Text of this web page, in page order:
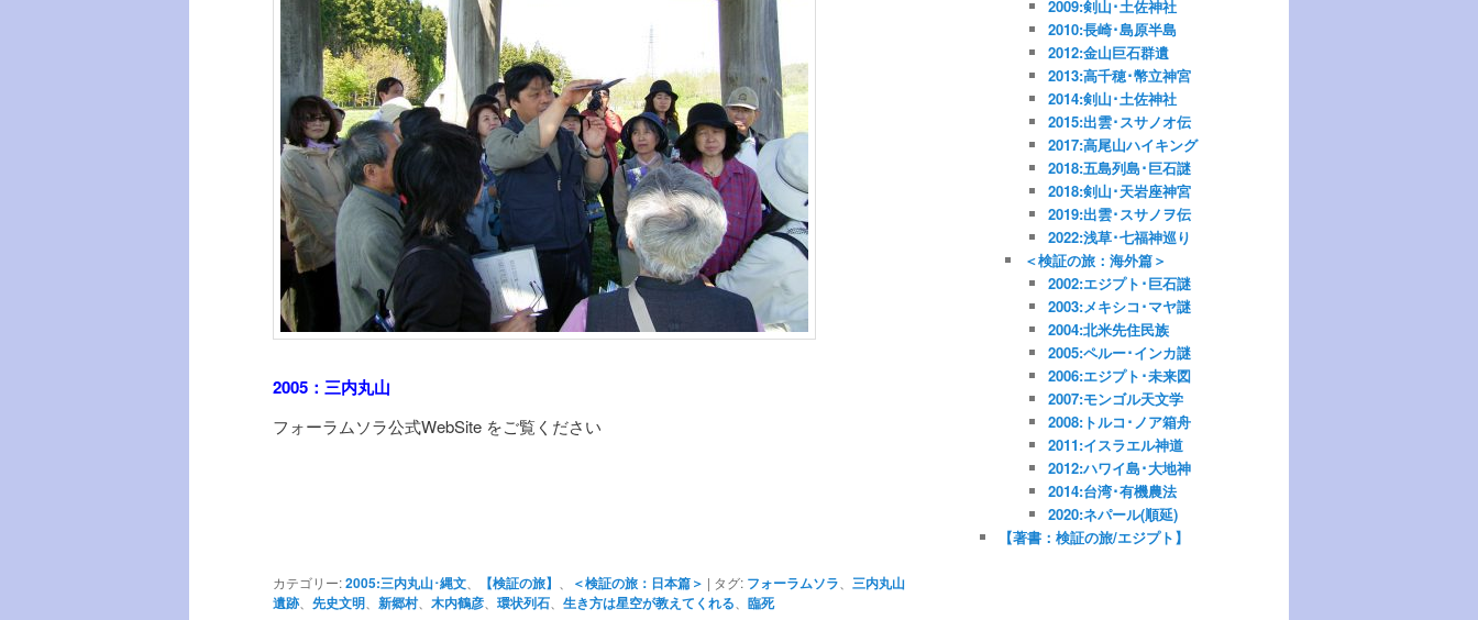
2005：三内丸山
フォーラムソラ公式WebSite をご覧ください
カテゴリー:2005:三内丸山･縄文 【検証の旅】 ＜検証の旅：日本篇＞ | タグ: フォーラムソラ
三内丸山
遺跡
先史文明 新郷村、 木内鶴彦 環状列石 生き方は星空が教えてくれる 臨死
2009:剣山･土佐神社
2010:長崎･島原半島
2012:金山巨石群遺
2013:高千穂･幣立神宮
2014:剣山･土佐神社
2015:出雲･スサノオ伝
2017:高尾山ハイキング
2018:五島列島･巨石謎
2018:剣山･天岩座神宮
2019:出雲･スサノヲ伝
2022:浅草･七福神巡り
＜検証の旅：海外篇＞
2002:エジプト･巨石謎
2003:メキシコ･マヤ謎
2004:北米先住民族
2005:ペルー･インカ謎
2006:エジプト･未来図
2007:モンゴル天文学
2008:トルコ･ノア箱舟
2011:イスラエル神道
2012:ハワイ島･大地神
2014:台湾･有機農法
2020:ネパール(順延)
【著書：検証の旅/エジプト】